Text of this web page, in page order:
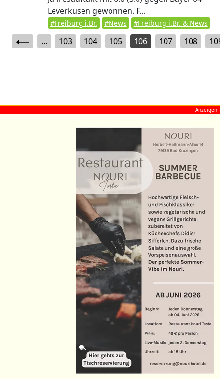
Leverkusen gewonnen. F...
#Freiburg i.Br. #News #Freiburg i.Br. & News
... 103 104 105 106 107 108
Anzeigen